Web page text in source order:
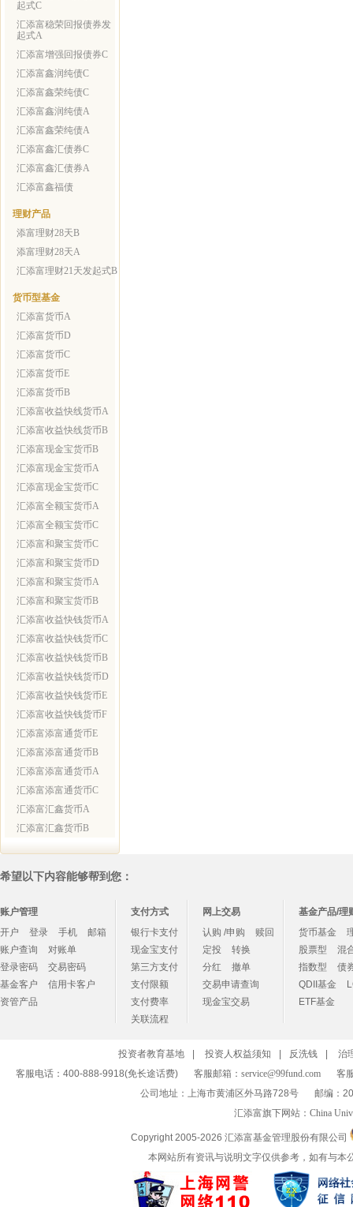
起式C
汇添富稳荣回报债券发
起式A
汇添富增强回报债券C
汇添富鑫润纯债C
汇添富鑫荣纯债C
汇添富鑫润纯债A
汇添富鑫荣纯债A
汇添富鑫汇债券C
汇添富鑫汇债券A
汇添富鑫福债
理财产品
添富理财28天B
添富理财28天A
汇添富理财21天发起式B
货币型基金
汇添富货币A
汇添富货币D
汇添富货币C
汇添富货币E
汇添富货币B
汇添富收益快线货币A
汇添富收益快线货币B
汇添富现金宝货币B
汇添富现金宝货币A
汇添富现金宝货币C
汇添富全额宝货币A
汇添富全额宝货币C
汇添富和聚宝货币C
汇添富和聚宝货币D
汇添富和聚宝货币A
汇添富和聚宝货币B
汇添富收益快钱货币A
汇添富收益快钱货币C
汇添富收益快钱货币B
汇添富收益快钱货币D
汇添富收益快钱货币E
汇添富收益快钱货币F
汇添富添富通货币E
汇添富添富通货币B
汇添富添富通货币A
汇添富添富通货币C
汇添富汇鑫货币A
汇添富汇鑫货币B
希望以下内容能够帮到您：
账户管理
开户
登录 手机
邮箱
账户查询
对账单
登录密码
交易密码
基金客户
信用卡客户
资管产品
支付方式
银行卡支付
现金宝支付
第三方支付
支付限额
支付费率
关联流程
网上交易
认购 /申购
赎回
定投
转换
分红
撤单
交易申请查询
现金宝交易
基金产品/理
货币基金
股票型
混
指数型
债
QDII基金
ETF基金
投资者教育基地 投资人权益须知 反洗钱
治
客服电话：400-888-9918(免长途话费)
客服邮箱： service@99fund.com
客
公司地址：上海市黄浦区外马路728号
邮编：
汇添富旗下网站： China
Copyright 2005-2026 汇添富基金管理股份有限公司
本网站所有资讯与说明文字仅供参考，如有与本